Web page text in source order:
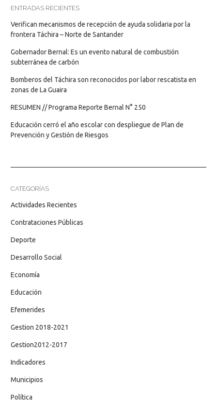
ENTRADAS RECIENTES
Verifican mecanismos de recepción de ayuda solidaria por la
frontera Táchira – Norte de Santander
Gobernador Bernal: Es un evento natural de combustión
subterránea de carbón
Bomberos del Táchira son reconocidos por labor rescatista en
zonas de La Guaira
RESUMEN // Programa Reporte Bernal N° 250
Educación cerró el año escolar con despliegue de Plan de
Prevención y Gestión de Riesgos
CATEGORÍAS
Actividades Recientes
Contrataciones Públicas
Deporte
Desarrollo Social
Economía
Educación
Efemerides
Gestion 2018-2021
Gestion2012-2017
Indicadores
Municipios
Política